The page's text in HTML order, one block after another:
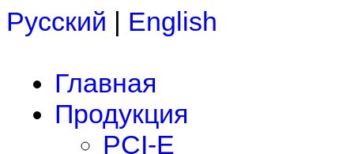
Русский | English
Главная
Продукция
PCI-E